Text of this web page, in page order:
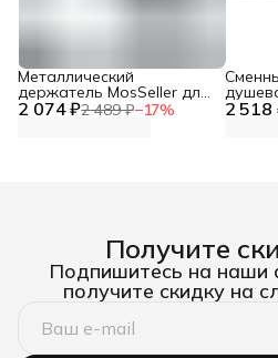
2 074 ₽2 489 ₽−17%
Металлический
держатель MosSeller для
смартфона с 2 518
L750,
Получите
Подпишитесь на наши
получите скидку на